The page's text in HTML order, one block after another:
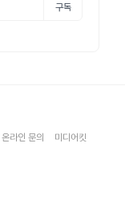
구독
온라인 문의 미디어킷